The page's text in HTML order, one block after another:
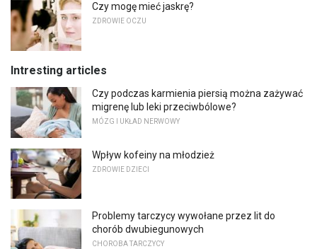
Czy mogę mieć jaskrę?
ZDROWIE OCZU
Intresting articles
Czy podczas karmienia piersią można zażywać
migrenę lub leki przeciwbólowe?
MÓZG I UKŁAD NERWOWY
Wpływ kofeiny na młodzież
ZDROWIE DZIECI
Problemy tarczycy wywołane przez lit do
chorób dwubiegunowych
CHOROBA TARCZYCY